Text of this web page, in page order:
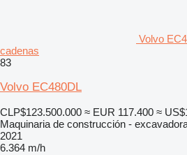
Volvo
cadenas
83
Volvo EC480DL
CLP$123.500.000 ≈ EUR 117.400 ≈
Maquinaria de construcción -
2021
6.364 m/h